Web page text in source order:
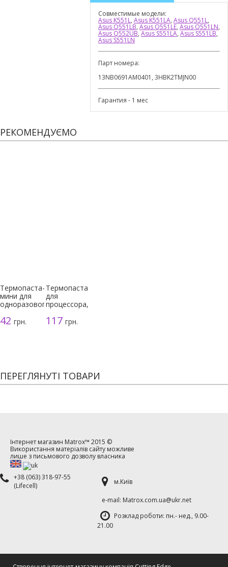
Совместимые модели:
Asus K551L, Asus K551LA, Asus Q551L,
Asus Q551LB, Asus Q551LE, Asus Q551LN,
Asus Q552UB, Asus S551LA, Asus S551LB,
Asus S551LN
Парт номера:
13NB0691AM0401, 3HBK2TMJN00
Гарантия - 1 мес
РЕКОМЕНДУЄМО
Термопаста-
мини для
одноразового
42 грн.
Термопаста
для
процессора,
117грн.
ПЕРЕГЛЯНУТІ ТОВАРИ
Інтернет магазин Matrox™ 2015 ©
Використання матеріалів сайту можливе
лише з письмового дозволу власника
+38 (063) 318-97-55
(Lifecell)
м.Київ
е-mаil: Matrox.com.ua@ukr.net
Розклад роботи: пн.- нед., 9.00-
21.00